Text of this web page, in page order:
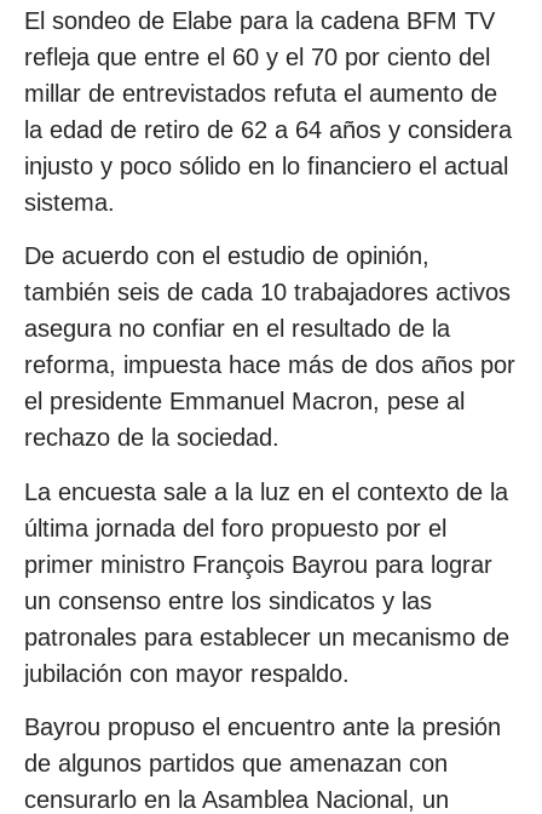
El sondeo de Elabe para la cadena BFM TV
refleja que entre el 60 y el 70 por ciento del
millar de entrevistados refuta el aumento de
la edad de retiro de 62 a 64 años y considera
injusto y poco sólido en lo financiero el actual
sistema.
De acuerdo con el estudio de opinión,
también seis de cada 10 trabajadores activos
asegura no confiar en el resultado de la
reforma, impuesta hace más de dos años por
el presidente Emmanuel Macron, pese al
rechazo de la sociedad.
La encuesta sale a la luz en el contexto de la
última jornada del foro propuesto por el
primer ministro François Bayrou para lograr
un consenso entre los sindicatos y las
patronales para establecer un mecanismo de
jubilación con mayor respaldo.
Bayrou propuso el encuentro ante la presión
de algunos partidos que amenazan con
censurarlo en la Asamblea Nacional, un